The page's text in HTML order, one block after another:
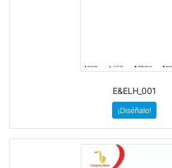
E&ELH_001
¡Diséñalo!